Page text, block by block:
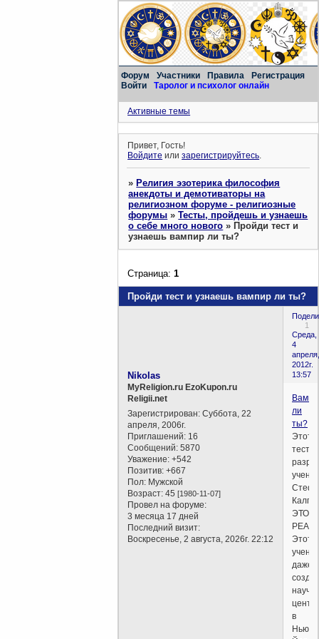
Форум Участники Правила
Регистрация
Войти
Таролог и психолог онлайн
Активные темы
Привет, Гость!
Войдите илизарегистрируйтесь.
»Религия эзотерика философия
анекдоты и демотиваторы на
религиозном форуме - религиозные
форумы »Тесты, пройдешь и узнаешь
о себе много нового »Пройди тест и
узнаешь вампир ли ты?
Пройди тест и узнаешь вампир ли ты?
Страница:1
1
Среда,
4
апреля,
2012г.
13:57
Nikolas
MyReligion.ru EzoKupon.ru
Religii.net
Зарегистрирован: Суббота, 22
апреля, 2006г.
Приглашений: 16
Сообщений: 5870
Уважение: +542
Позитив: +667
Пол: Мужской
Возраст: 45[1980-11-07]
Провел на форуме:
3 месяца 17 дней
Последний визит:
Воскресенье, 2 августа, 2026г. 22:12
ли
ты?
Этот
тест
ЭТО
Этот
даже
центр
в
Нью-